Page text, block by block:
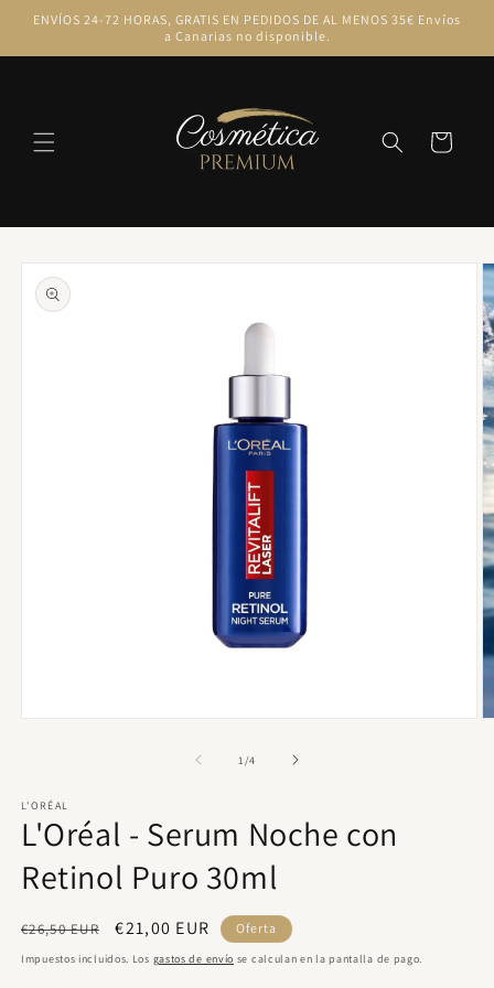
directamente
ENVÍOS 24-72 HORAS, GRATIS EN PEDIDOS DE AL MENOS 35€ Envíos
a Canarias no disponible.
Carrito
directamente
a la
información
una
ventana
modal
1 /de
4
L'ORÉAL
L'Oréal - Serum Noche con
Retinol Puro 30ml
Precio
habitual
€26,50 EUR
Precio
de
€21,00 EUR Oferta
Impuestos incluidos. Los gastos de envío se calculan en la pantalla de pago.